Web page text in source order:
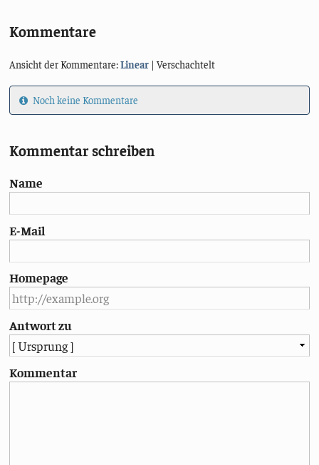
Kommentare
Ansicht der Kommentare:Linear | Verschachtelt
Noch keine Kommentare
Kommentar schreiben
Name
E-Mail
Homepage
Antwort zu
Kommentar